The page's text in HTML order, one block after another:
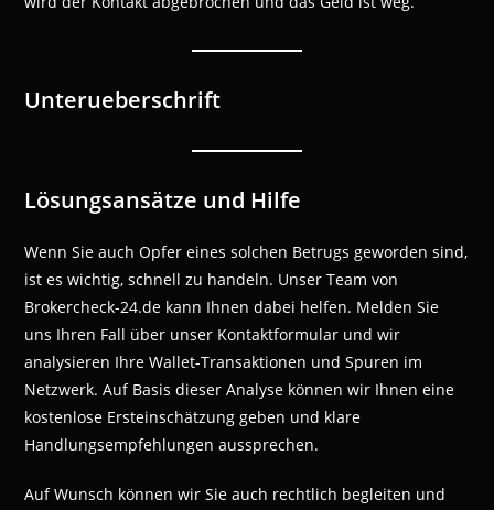
Unterueberschrift
Lösungsansätze und Hilfe
Wenn Sie auch Opfer eines solchen Betrugs geworden sind,
ist es wichtig, schnell zu handeln. Unser Team von
Brokercheck-24.de kann Ihnen dabei helfen. Melden Sie
uns Ihren Fall über unser Kontaktformular und wir
analysieren Ihre Wallet-Transaktionen und Spuren im
Netzwerk. Auf Basis dieser Analyse können wir Ihnen eine
kostenlose Ersteinschätzung geben und klare
Handlungsempfehlungen aussprechen.
Auf Wunsch können wir Sie auch rechtlich begleiten und